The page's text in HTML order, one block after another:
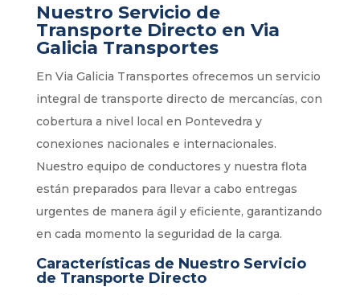
Nuestro Servicio de
Transporte Directo en Via
Galicia Transportes
En Via Galicia Transportes ofrecemos un servicio
integral de transporte directo de mercancías, con
cobertura a nivel local en Pontevedra y
conexiones nacionales e internacionales.
Nuestro equipo de conductores y nuestra flota
están preparados para llevar a cabo entregas
urgentes de manera ágil y eficiente, garantizando
en cada momento la seguridad de la carga.
Características de Nuestro Servicio
de Transporte Directo